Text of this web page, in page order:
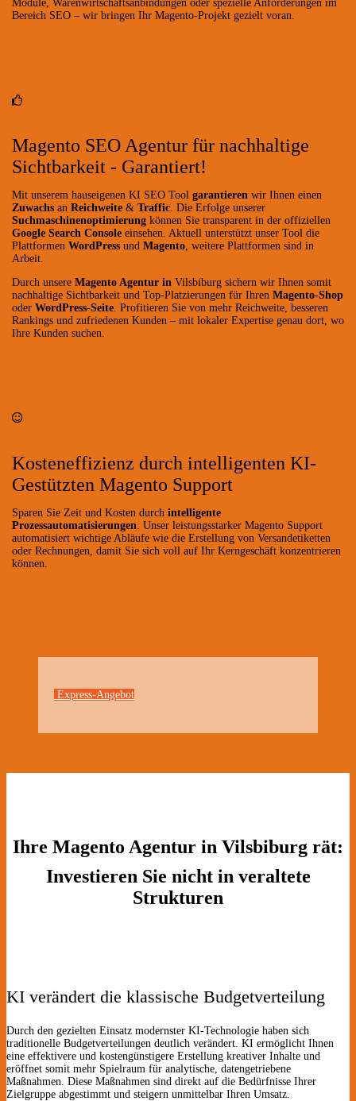
Module, Warenwirtschaftsanbindungen oder spezielle Anforderungen im
Bereich SEO – wir bringen Ihr Magento-Projekt gezielt voran.
Magento SEO Agentur für nachhaltige
Sichtbarkeit - Garantiert!
Mit unserem hauseigenen KI SEO Tool garantieren wir Ihnen einen
Zuwachs an Reichweite & Traffic . Die Erfolge unserer
Suchmaschinenoptimierung können Sie transparent in der offiziellen
Google Search Console einsehen. Aktuell unterstützt unser Tool die
Plattformen WordPress und Magento , weitere Plattformen sind in
Arbeit.
Durch unsere Magento Agentur in Vilsbiburg sichern wir Ihnen somit
nachhaltige Sichtbarkeit und Top-Platzierungen für Ihren Magento-Shop
oder WordPress-Seite . Profitieren Sie von mehr Reichweite, besseren
Rankings und zufriedenen Kunden – mit lokaler Expertise genau dort, wo
Ihre Kunden suchen.
Kosteneffizienz durch intelligenten KI-
Gestützten Magento Support
Sparen Sie Zeit und Kosten durch intelligente
Prozessautomatisierungen . Unser leistungsstarker Magento Support
automatisiert wichtige Abläufe wie die Erstellung von Versandetiketten
oder Rechnungen, damit Sie sich voll auf Ihr Kerngeschäft konzentrieren
können.
Express-Angebot
Ihre Magento Agentur in Vilsbiburg rät:
Investieren Sie nicht in veraltete
Strukturen
KI verändert die klassische Budgetverteilung
Durch den gezielten Einsatz modernster KI-Technologie haben sich
traditionelle Budgetverteilungen deutlich verändert. KI ermöglicht Ihnen
eine effektivere und kostengünstigere Erstellung kreativer Inhalte und
eröffnet somit mehr Spielraum für analytische, datengetriebene
Maßnahmen. Diese Maßnahmen sind direkt auf die Bedürfnisse Ihrer
Zielgruppe abgestimmt und steigern unmittelbar Ihren Umsatz.